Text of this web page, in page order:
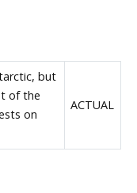
but
of the
on
ACTUAL